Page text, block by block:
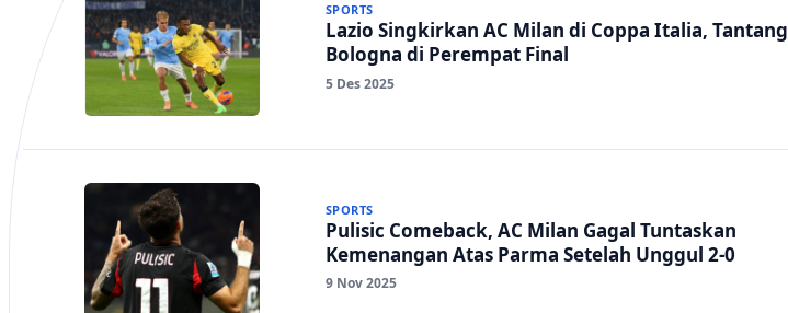
SPORTS
Lazio Singkirkan AC Milan di Coppa Italia, Tantang
Bologna di Perempat Final
5 Des 2025
SPORTS
Pulisic Comeback, AC Milan Gagal Tuntaskan
Kemenangan Atas Parma Setelah Unggul 2-0
9 Nov 2025